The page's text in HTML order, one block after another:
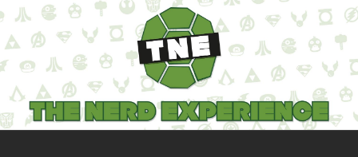
Salta
al
contenuto